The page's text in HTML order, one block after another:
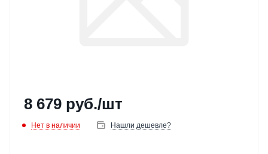
8 679 руб./шт
Нет в наличии Нашли дешевле?